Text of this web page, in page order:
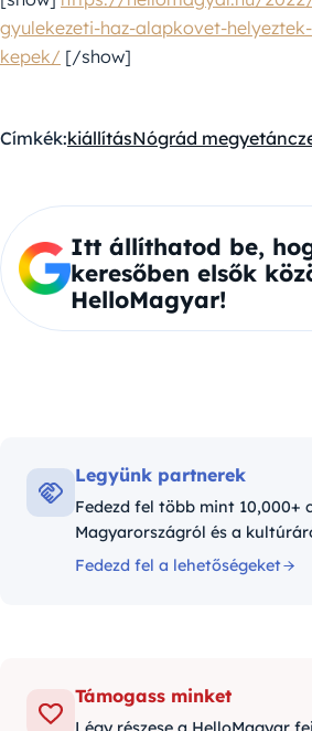
gyulekezeti-haz-alapkovet-
kepek/ [/show]
Címkék:kiállításNógrád megyetánc
Itt állíthatod be,
keresőben elsők
HelloMagyar!
Legyünk partnerek
Fedezd fel több mint 10,000+
Magyarországról és a
Fedezd fel a lehetőségeket
Támogass minket